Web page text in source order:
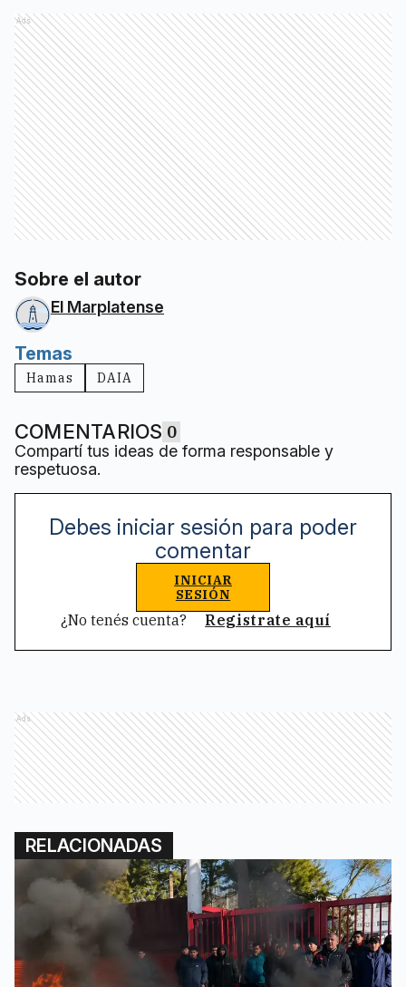
Ads
Sobre el autor
El Marplatense
Temas
Hamas DAIA
COMENTARIOS 0
Compartí tus ideas de forma responsable y
respetuosa.
Debes iniciar sesión para poder
comentar
INICIAR
SESIÓN
¿No tenés cuenta? Registrate aquí
Ads
RELACIONADAS